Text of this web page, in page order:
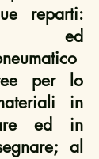
reparti:
ed
per lo
in
ed in
al